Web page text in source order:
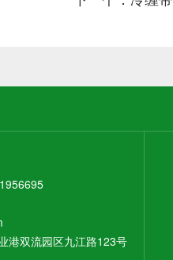
港双流园区九江路123号